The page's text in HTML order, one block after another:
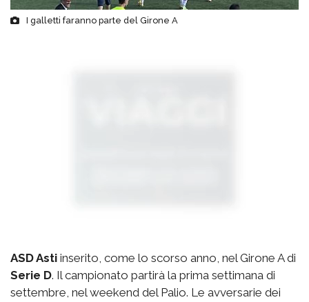
I galletti faranno parte del Girone A
ASD Asti inserito, come lo scorso anno, nel Girone A di
Serie D. Il campionato partirà la prima settimana di
settembre, nel weekend del Palio. Le avversarie dei